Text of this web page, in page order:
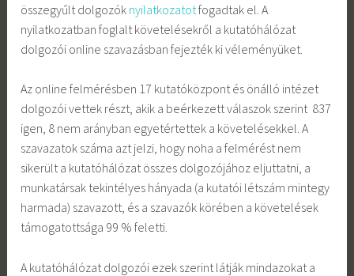
összegyűlt dolgozók nyilatkozatotfogadtak el. A
nyilatkozatban foglalt követelésekről a kutatóhálózat
dolgozói online szavazásban fejezték ki véleményüket.
Az online felmérésben 17 kutatóközpont és önálló intézet
dolgozói vettek részt, akik a beérkezett válaszok szerint 837
igen, 8 nem arányban egyetértettek a követelésekkel. A
szavazatok száma azt jelzi, hogy noha a felmérést nem
sikerült a kutatóhálózat összes dolgozójához eljuttatni, a
munkatársak tekintélyes hányada (a kutatói létszám mintegy
harmada) szavazott, és a szavazók körében a követelések
támogatottsága 99 % feletti.
A kutatóhálózat dolgozói ezek szerint látják mindazokat a